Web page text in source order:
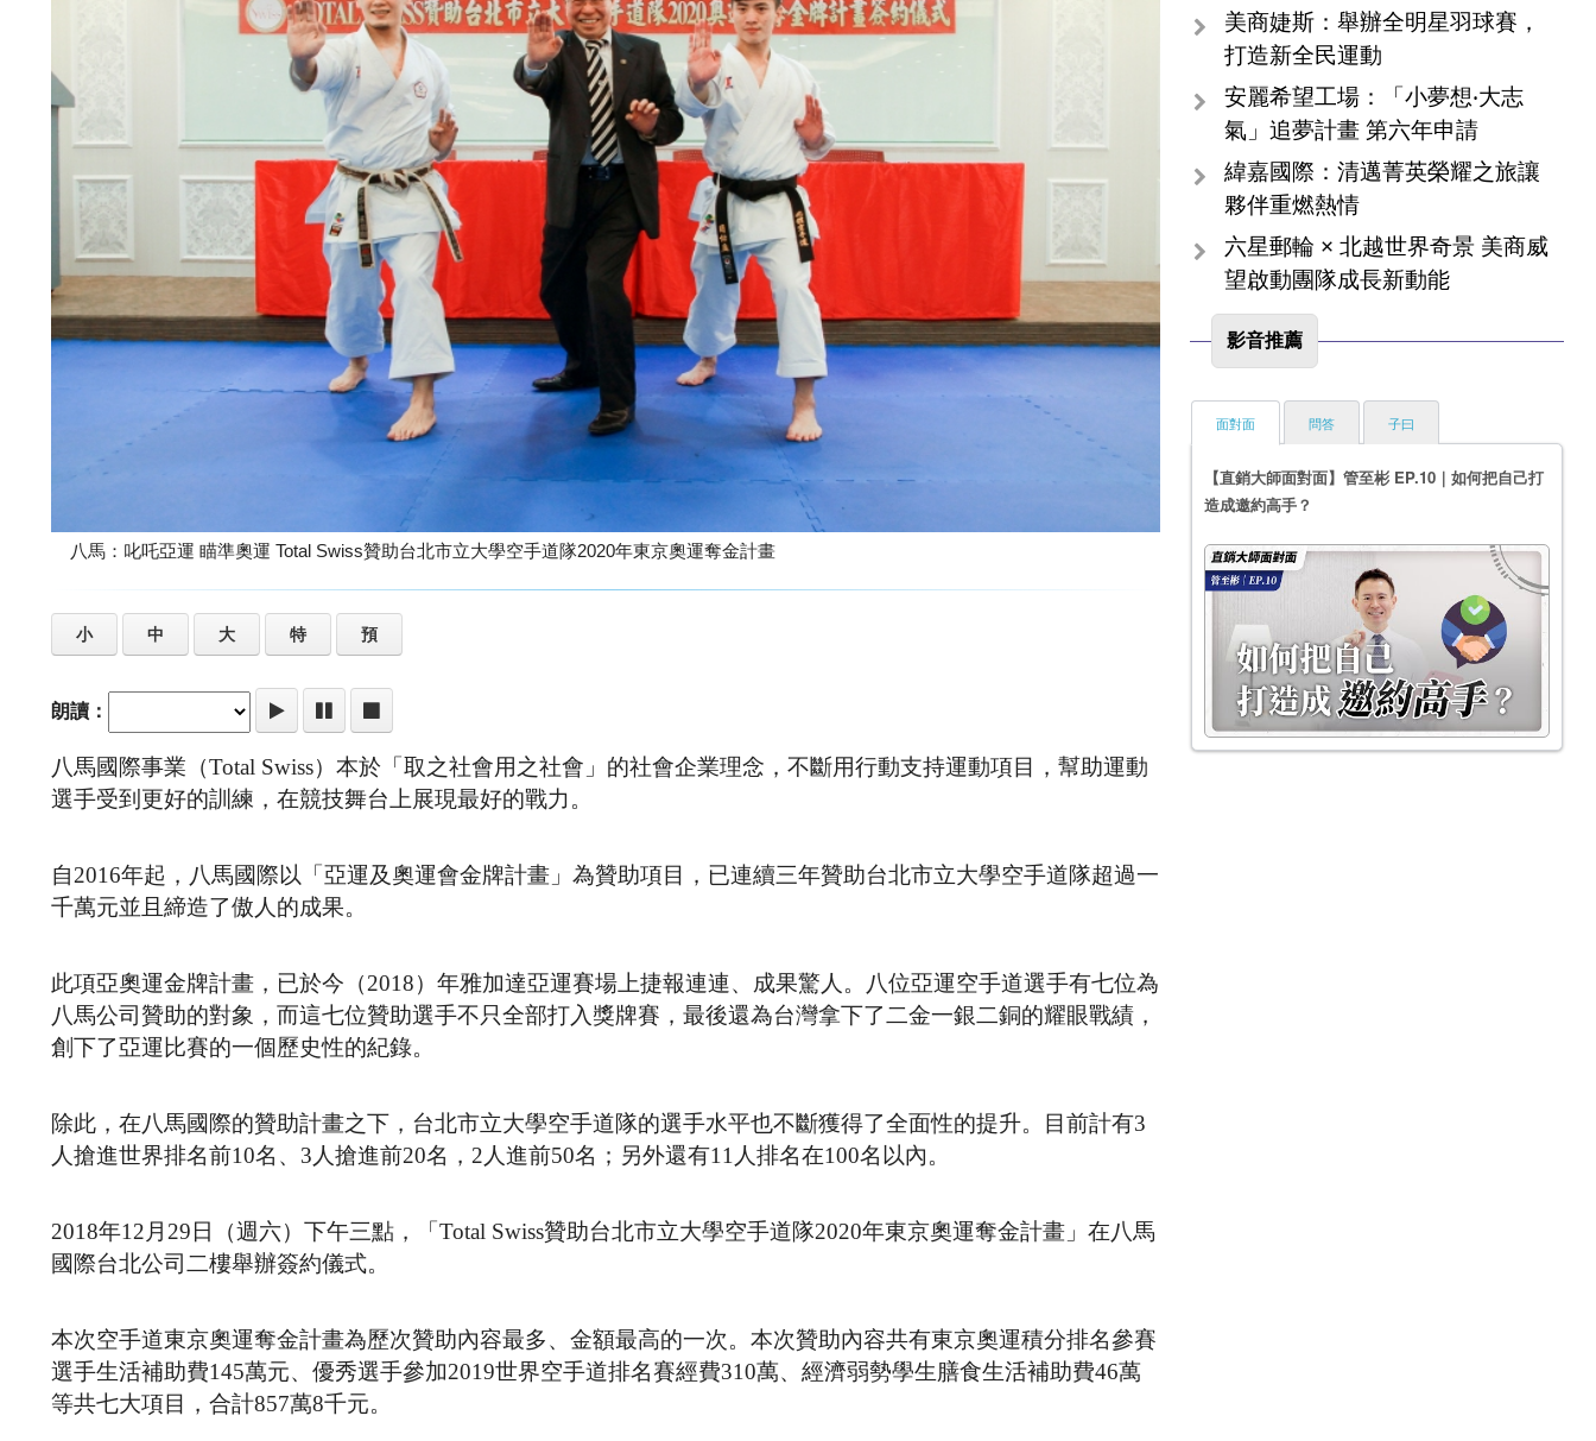
八馬：叱吒亞運 瞄準奧運 Total Swiss贊助台北市立大學空手道隊2020年東京奧運奪金計畫
小 中 大 特 預
朗讀：
八馬國際事業（Total Swiss）本於「取之社會用之社會」的社會企業理念，不斷用行動支持運動項目，幫助運動
選手受到更好的訓練，在競技舞台上展現最好的戰力。
自2016年起，八馬國際以「亞運及奧運會金牌計畫」為贊助項目，已連續三年贊助台北市立大學空手道隊超過一
千萬元並且締造了傲人的成果。
此項亞奧運金牌計畫，已於今（2018）年雅加達亞運賽場上捷報連連、成果驚人。八位亞運空手道選手有七位為
八馬公司贊助的對象，而這七位贊助選手不只全部打入獎牌賽，最後還為台灣拿下了二金一銀二銅的耀眼戰績，
創下了亞運比賽的一個歷史性的紀錄。
除此，在八馬國際的贊助計畫之下，台北市立大學空手道隊的選手水平也不斷獲得了全面性的提升。目前計有3
人搶進世界排名前10名、3人搶進前20名，2人進前50名；另外還有11人排名在100名以內。
2018年12月29日（週六）下午三點，「Total Swiss贊助台北市立大學空手道隊2020年東京奧運奪金計畫」在八馬
國際台北公司二樓舉辦簽約儀式。
本次空手道東京奧運奪金計畫為歷次贊助內容最多、金額最高的一次。本次贊助內容共有東京奧運積分排名參賽
選手生活補助費145萬元、優秀選手參加2019世界空手道排名賽經費310萬、經濟弱勢學生膳食生活補助費46萬
等共七大項目，合計857萬8千元。
美商婕斯：舉辦全明星羽球賽，
打造新全民運動
安麗希望工場：「小夢想‧大志
氣」追夢計畫 第六年申請
緯嘉國際：清邁菁英榮耀之旅讓
夥伴重燃熱情
六星郵輪 × 北越世界奇景 美商威
望啟動團隊成長新動能
影音推薦
面對面
【直銷大師面對面】管至彬 EP.10｜如何把自己打
造成邀約高手？
問答 子曰